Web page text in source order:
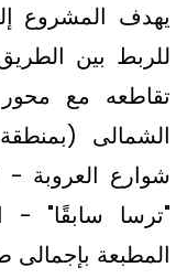
يهدف المشروع
للربط بين
تقاطعه مع محور
الشمالى
شوارع العروبة -
"ترسا سابقًا" -